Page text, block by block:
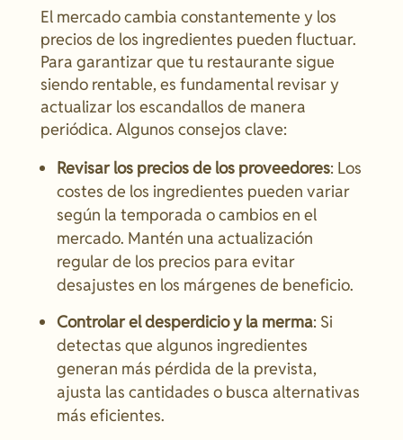
El mercado cambia constantemente y los
precios de los ingredientes pueden fluctuar.
Para garantizar que tu restaurante sigue
siendo rentable, es fundamental revisar y
actualizar los escandallos de manera
periódica. Algunos consejos clave:
Revisar los precios de los proveedores: Los
costes de los ingredientes pueden variar
según la temporada o cambios en el
mercado. Mantén una actualización
regular de los precios para evitar
desajustes en los márgenes de beneficio.
Controlar el desperdicio y la merma: Si
detectas que algunos ingredientes
generan más pérdida de la prevista,
ajusta las cantidades o busca alternativas
más eficientes.